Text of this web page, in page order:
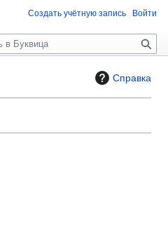
Справка
Создать учётную запись Войти